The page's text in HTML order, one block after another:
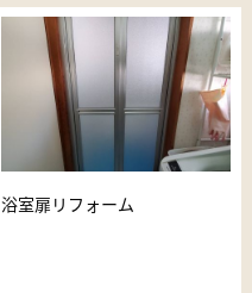
浴室扉リフォーム